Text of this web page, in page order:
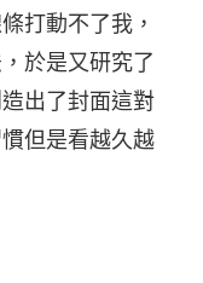
打動不了我，
於是又研究了
出了封面這對
但是看越久越